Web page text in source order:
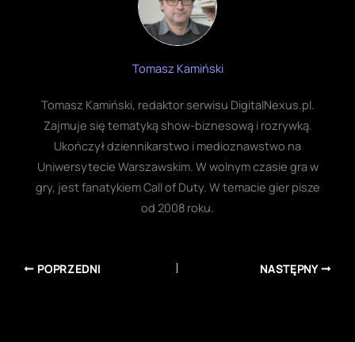
Tomasz Kamiński
Tomasz Kamiński, redaktor serwisu DigitalNexus.pl.
Zajmuje się tematyką show-biznesową i rozrywką.
Ukończył dziennikarstwo i medioznawstwo na
Uniwersytecie Warszawskim. W wolnym czasie gra w
gry, jest fanatykiem Call of Duty. W temacie gier pisze
od 2008 roku.
POPRZEDNI NASTĘPNY